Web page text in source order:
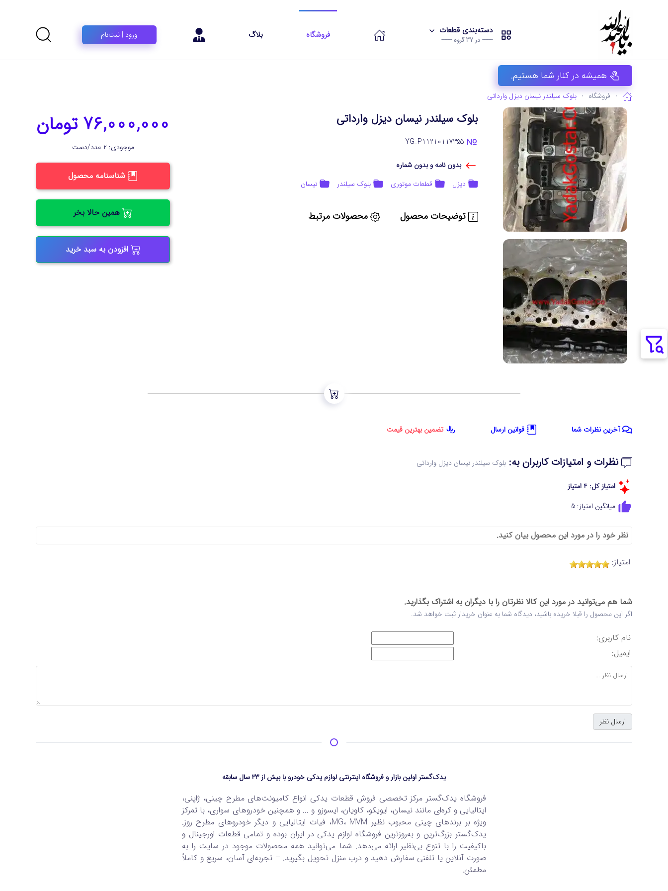
دسته‌بندی قطعات
------- در 37 گروه ------- فروشگاه بلاگ ورود | ثبت‌نام
همیشه در کنار شما هستیم.
فروشگاه بلوک سیلندر نیسان دیزل وارداتی
بلوک سیلندر نیسان دیزل وارداتی
بدون نامه و بدون شماره
دیزل
قطعات موتوری بلوک سیلندر نیسان
توضیحات محصول محصولات مرتبط
76,000,000 تومان
موجودی: 2 عدد/دست
شناسنامه محصول
همین حالا بخر
افزودن به سبد خرید
آخرین نظرات شما قوانین ارسال تضمین بهترین قیمت
نظرات و امتیازات کاربران به: بلوک سیلندر نیسان دیزل وارداتی
امتیاز کل: 4 امتیاز
میانگین امتیاز: 5
نظر خود را در مورد این محصول بیان کنید.
امتیاز:
شما هم می‌توانید در مورد این کالا نظرتان را با دیگران به اشتراک بگذارید.
اگر این محصول را قبلا خریده باشید، دیدگاه شما به عنوان خریدار ثبت خواهد شد.
نام کاربری:
ایمیل:
یدک‌گستر اولین بازار و فروشگاه اینترنتی لوازم یدکی خودرو با بیش از 33 سال سابقه
فروشگاه یدک‌گستر مرکز تخصصی فروش قطعات یدکی انواع کامیونت‌های مطرح چینی، ژاپنی،
ایتالیایی و کره‌ای مانند نیسان، ایویکو، کاویان، ایسوزو و ... و همچنین خودروهای سواری، با تمرکز
ویژه بر برندهای چینی محبوب نظیر MG، MVM، فیات ایتالیایی و دیگر خودروهای مطرح روز.
یدک‌گستر بزرگ‌ترین و به‌روزترین فروشگاه لوازم یدکی در ایران بوده و تمامی قطعات اورجینال و
باکیفیت را با تنوع بی‌نظیر ارائه می‌دهد. شما می‌توانید همه محصولات موجود در سایت را به
صورت آنلاین یا تلفنی سفارش دهید و درب منزل تحویل بگیرید. – تجربه‌ای آسان، سریع و کاملاً
مطمئن.